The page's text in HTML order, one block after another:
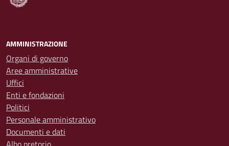
AMMINISTRAZIONE
Organi di governo
Aree amministrative
Uffici
Enti e fondazioni
Politici
Personale amministrativo
Documenti e dati